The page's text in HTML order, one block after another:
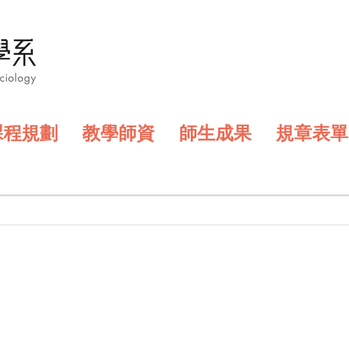
規劃 教學師資 師生成果
規章表單